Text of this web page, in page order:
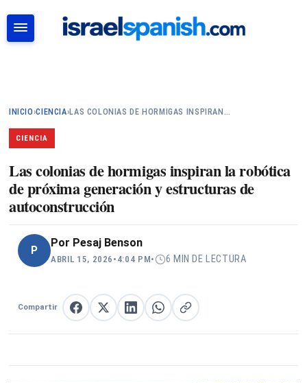
INICIO›CIENCIA›LAS COLONIAS DE HORMIGAS INSPIRAN…
CIENCIA
Las colonias de hormigas inspiran la robótica
de próxima generación y estructuras de
autoconstrucción
P
Por Pesaj Benson
ABRIL 15, 2026 • 4:04 PM• 6 MIN DE LECTURA
Compartir Compartir en Facebook
Compartir en X
Compartir en LinkedIn
Compartir en WhatsApp
Copiar enlace